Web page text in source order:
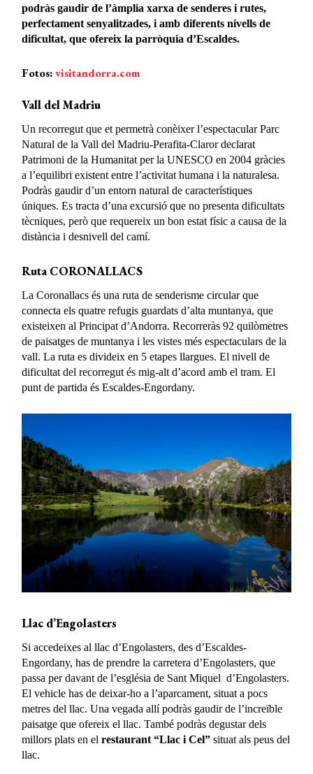
podràs gaudir de l’àmplia xarxa de senderes i rutes,
perfectament senyalitzades, i amb diferents nivells de
dificultat, que ofereix la parròquia d’Escaldes.
Fotos:visitandorra.com
Vall del Madriu
Un recorregut que et permetrà conèixer l’espectacular Parc
Natural de la Vall del Madriu-Perafita-Claror declarat
Patrimoni de la Humanitat per la UNESCO en 2004 gràcies
a l’equilibri existent entre l’activitat humana i la naturalesa.
Podràs gaudir d’un entorn natural de característiques
úniques. Es tracta d’una excursió que no presenta dificultats
tècniques, però que requereix un bon estat físic a causa de la
distància i desnivell del camí.
Ruta CORONALLACS
La Coronallacs és una ruta de senderisme circular que
connecta els quatre refugis guardats d’alta muntanya, que
existeixen al Principat d’Andorra. Recorreràs 92 quilòmetres
de paisatges de muntanya i les vistes més espectaculars de la
vall. La ruta es divideix en 5 etapes llargues. El nivell de
dificultat del recorregut és mig-alt d’acord amb el tram. El
punt de partida és Escaldes-Engordany.
Llac d’Engolasters
Si accedeixes al llac d’Engolasters, des d’Escaldes-
Engordany, has de prendre la carretera d’Engolasters, que
passa per davant de l’església de Sant Miquel d’Engolasters.
El vehicle has de deixar-ho a l’aparcament, situat a pocs
metres del llac. Una vegada allí podràs gaudir de l’increïble
paisatge que ofereix el llac. També podràs degustar dels
millors plats en elrestaurant “Llac i Cel” situat als peus del
llac.